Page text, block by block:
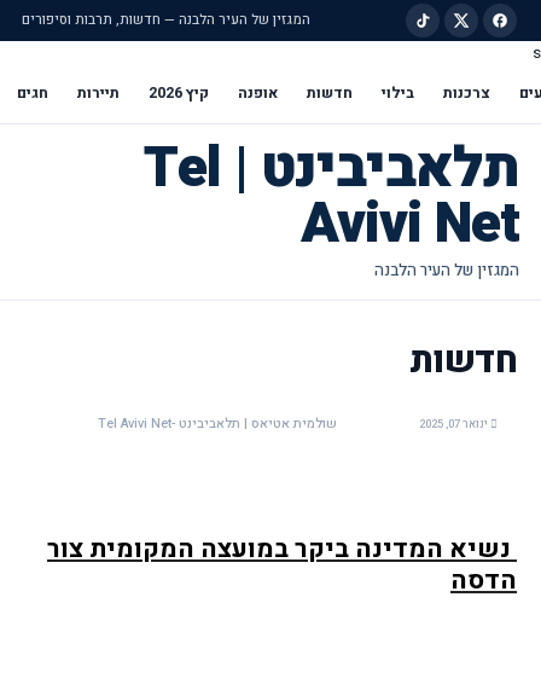
המגזין של העיר הלבנה — חדשות, תרבות וסיפורים
s
צרכנות בילוי חדשות אופנה קיץ 2026 תיירות חגים
תלאביבינט | Tel
Avivi Net
חדשות
ינואר 07, 2025 שולמית אטיאס | תלאביבינט -Tel Avivi Net
נשיא המדינה ביקר במועצה המקומית צור
הדסה